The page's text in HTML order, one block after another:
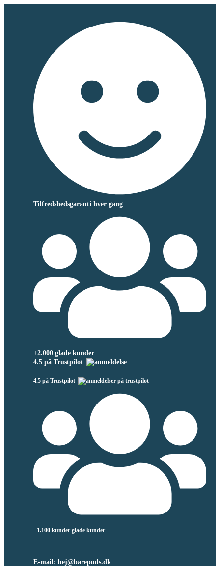
Tilfredshedsgaranti hver gang
+2.000 glade kunder
4.5 på Trustpilot
4.5 på Trustpilot
+1.100 kunder glade kunder
E-mail: hej@barepuds.dk